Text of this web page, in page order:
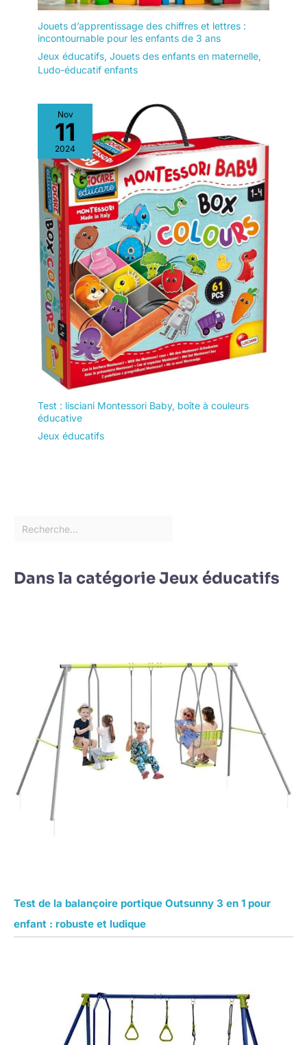
Jouets d’apprentissage des chiffres et lettres :
incontournable pour les enfants de 3 ans
Jeux éducatifs, Jouets des enfants en maternelle,
Ludo-éducatif enfants
Nov
11
2024
Test : lisciani Montessori Baby, boîte à couleurs
éducative
Jeux éducatifs
Dans la catégorie Jeux éducatifs
Test de la balançoire portique Outsunny 3 en 1 pour
enfant : robuste et ludique